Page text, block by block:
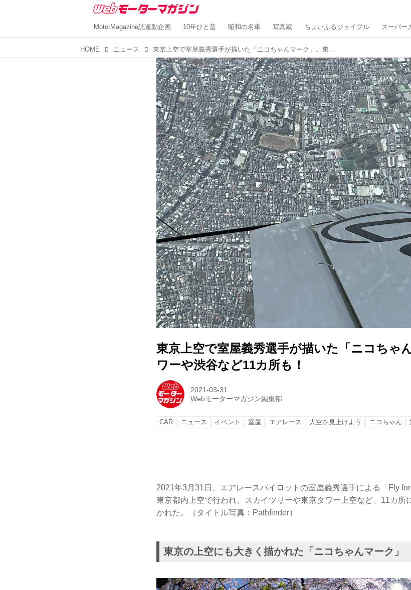
MotorMagazine誌連動企画 10年ひと昔 昭和の名車 写真蔵 ちょいふるジョイフル スーパー
HOME ニュース 東京上空で室屋義秀選手が描いた「ニコちゃんマーク」。東京タワーや渋谷など11カ所も！
東京上空で室屋義秀選手が描いた「ニコちゃ
ワーや渋谷など11カ所も！
2021-03-31
Webモーターマガジン編集部
CAR ニュース イベント 室屋 エアレース 大空を見上げよう ニコちゃん
2021年3月31日、エアレースパイロットの室屋義秀選手による「Fly
東京都内上空で行われ、スカイツリーや東京タワー上空など、11カ所
かれた。（タイトル写真：Pathfinder）
東京の上空にも大きく描かれた「ニコちゃんマーク」